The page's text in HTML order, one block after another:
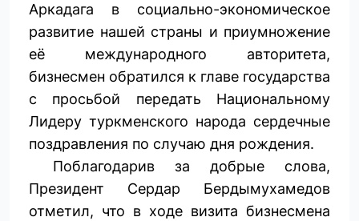
Аркадага в социально-экономическое
развитие нашей страны и приумножение
её международного авторитета,
бизнесмен обратился к главе государства
с просьбой передать Национальному
Лидеру туркменского народа сердечные
поздравления по случаю дня рождения.
Поблагодарив за добрые слова,
Президент Сердар Бердымухамедов
отметил, что в ходе визита бизнесмена